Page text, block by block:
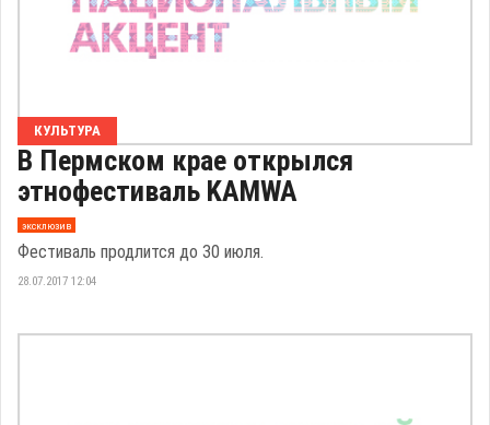
КУЛЬТУРА
В Пермском крае открылся
этнофестиваль KAMWA
эксклюзив
Фестиваль продлится до 30 июля.
28.07.2017 12:04